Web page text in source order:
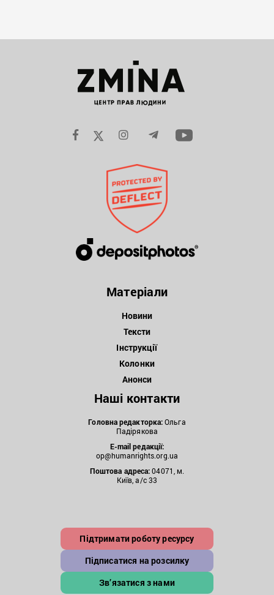
Матеріали
Новини
Тексти
Інструкції
Колонки
Анонси
Наші контакти
Головна редакторка:Ольга
Падірякова
E-mail редакції:
op@humanrights.org.ua
Поштова адреса:04071, м.
Київ, а/с 33
Підтримати роботу ресурсу
Підписатися на розсилку
Зв’язатися з нами